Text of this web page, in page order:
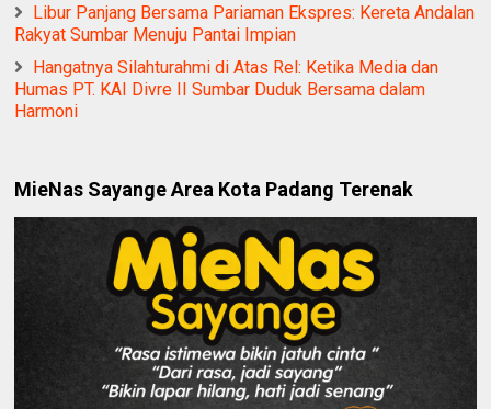
Libur Panjang Bersama Pariaman Ekspres: Kereta Andalan
Rakyat Sumbar Menuju Pantai Impian
Hangatnya Silahturahmi di Atas Rel: Ketika Media dan
Humas PT. KAI Divre II Sumbar Duduk Bersama dalam
Harmoni
MieNas Sayange Area Kota Padang Terenak